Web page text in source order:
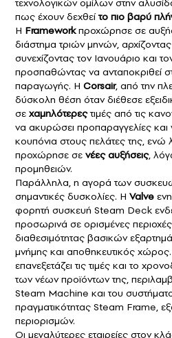
πως έχουν δεχθείτο πιο βαρύ
Η Frameworkπροχώρησε σε
διάστημα τριών μηνών,
συνεχίζοντας τον Ιανουάριο και
προσπαθώντας να ανταποκριθεί
παραγωγής. Η Corsair, από την
δύσκολη θέση όταν διέθεσε
σε χαμηλότερεςτιμές από τις
να ακυρώσει προπαραγγελίες και
κουπόνια στους πελάτες της, ενώ
προχώρησε σε νέες αυξήσεις,
προμηθειών.
Παράλληλα, η αγορά των συσκευών
σημαντικές δυσκολίες. Η Valve
φορητή συσκευή Steam Deck
προσωρινά σε ορισμένες
διαθεσιμότητας βασικών
μνήμης και αποθηκευτικός χώρος.
επανεξετάζει τις τιμές και το
των νέων προϊόντων της,
Steam Machine και του
πραγματικότητας Steam Frame,
περιορισμών.
Οι μεγαλύτερες εταιρείες στον